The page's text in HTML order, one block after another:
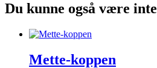
Du kunne også være
Mette-koppen